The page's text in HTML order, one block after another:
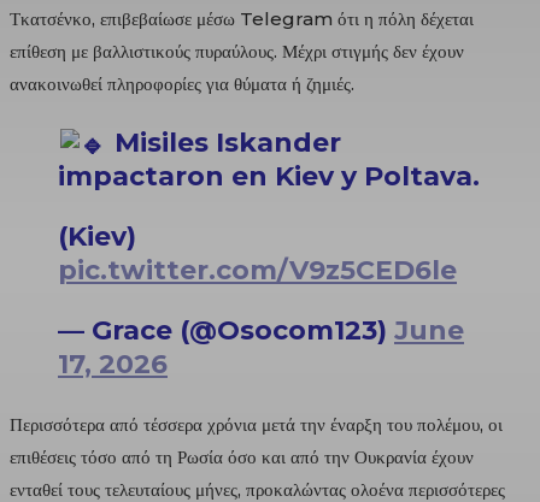
Τκατσένκο, επιβεβαίωσε μέσω Telegram ότι η πόλη δέχεται
επίθεση με βαλλιστικούς πυραύλους. Μέχρι στιγμής δεν έχουν
ανακοινωθεί πληροφορίες για θύματα ή ζημιές.
Misiles Iskander
impactaron en Kiev y Poltava.
(Kiev)
pic.twitter.com/V9z5CED6le
— Grace (@Osocom123) June
17, 2026
Περισσότερα από τέσσερα χρόνια μετά την έναρξη του πολέμου, οι
επιθέσεις τόσο από τη Ρωσία όσο και από την Ουκρανία έχουν
ενταθεί τους τελευταίους μήνες, προκαλώντας ολοένα περισσότερες